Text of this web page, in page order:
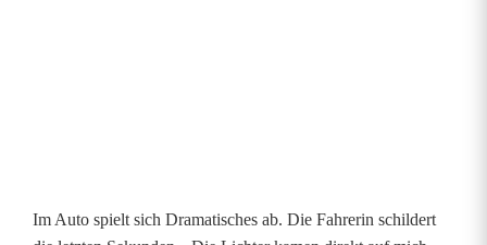
t
Im Auto spielt sich Dramatisches ab. Die Fahrerin schildert